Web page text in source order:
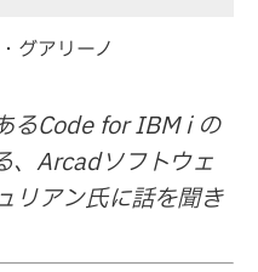
グアリーノ
るCode for IBM i の
、Arcadソフトウェ
リアン氏に話を聞き